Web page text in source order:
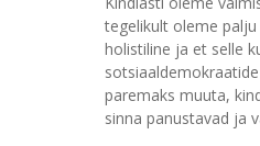
tegelikult oleme
holistiline ja et selle
paremaks muuta,
sinna panustavad ja